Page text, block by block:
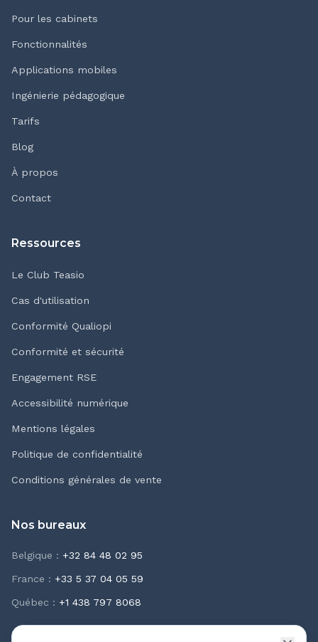
Pour les cabinets
Fonctionnalités
Applications mobiles
Ingénierie pédagogique
Tarifs
Blog
À propos
Contact
Ressources
Le Club Teasio
Cas d'utilisation
Conformité Qualiopi
Conformité et sécurité
Engagement RSE
Accessibilité numérique
Mentions légales
Politique de confidentialité
Conditions générales de vente
Nos bureaux
Belgique : +32 84 48 02 95
France : +33 5 37 04 05 59
Québec : +1 438 797 8068